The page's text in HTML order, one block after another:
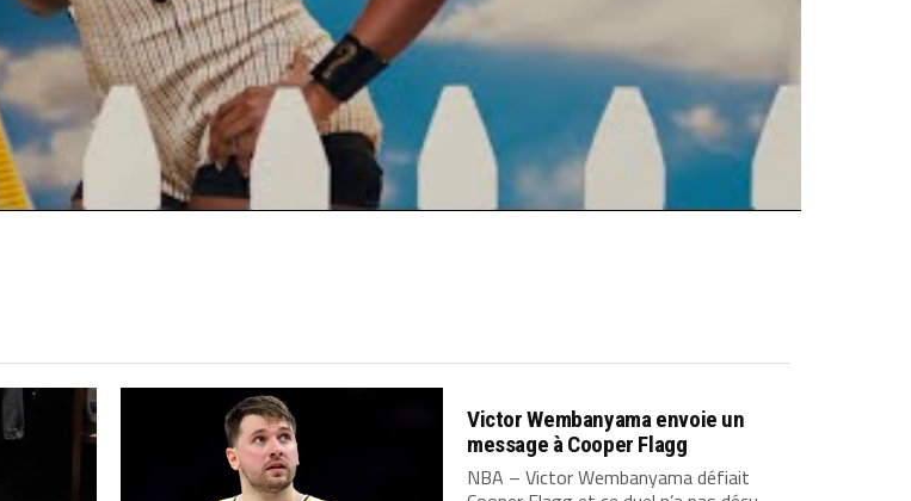
Victor Wembanyama envoie un
message à Cooper Flagg
NBA – Victor Wembanyama défiait